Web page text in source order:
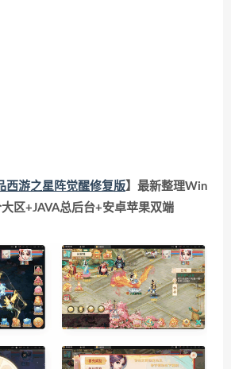
西游之星阵觉醒修复版】最新整理Win
区+JAVA总后台+安卓苹果双端